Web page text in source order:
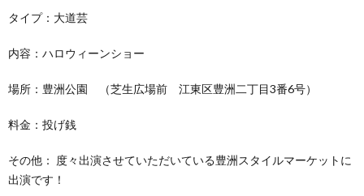
タイプ：大道芸
内容：ハロウィーンショー
場所：豊洲公園 （芝生広場前 江東区豊洲二丁目3番6号）
料金：投げ銭
その他： 度々出演させていただいている豊洲スタイルマーケットに
出演です！